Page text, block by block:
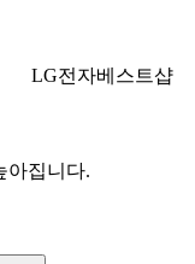
LG전자베스트샵
아집니다.